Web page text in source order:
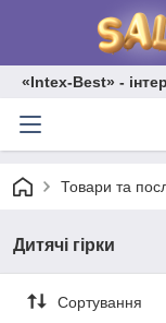
«Intex-Best» -
Товари та
Дитячі гірки
Сортування